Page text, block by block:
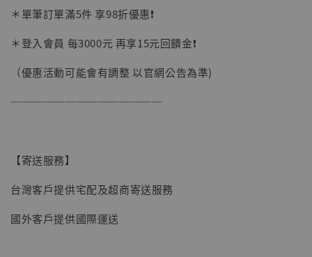
＊單筆訂單滿5件 享98折優惠❗️
＊登入會員 每3000元 再享15元回饋金❗️
（優惠活動可能會有調整 以官網公告為準)
──────────────
【寄送服務】
台灣客戶提供宅配及超商寄送服務
國外客戶提供國際運送